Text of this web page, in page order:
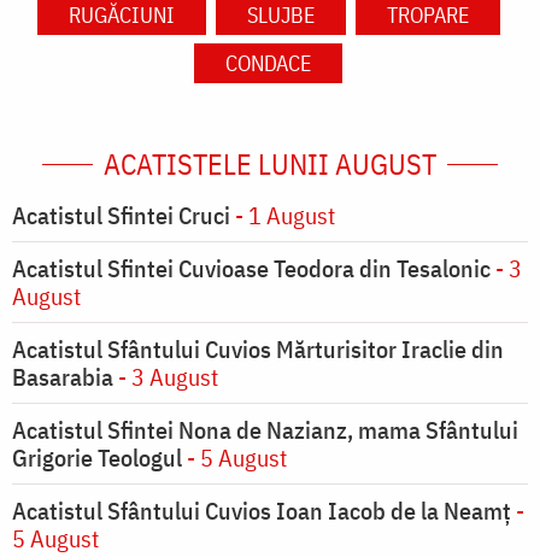
RUGĂCIUNI
SLUJBE
TROPARE
CONDACE
ACATISTELE LUNII AUGUST
Acatistul Sfintei Cruci - 1 August
Acatistul Sfintei Cuvioase Teodora din Tesalonic- 3
August
Acatistul Sfântului Cuvios Mărturisitor Iraclie din
Basarabia- 3 August
Acatistul Sfintei Nona de Nazianz, mama Sfântului
Grigorie Teologul- 5 August
Acatistul Sfântului Cuvios Ioan Iacob de la Neamț -
5 August